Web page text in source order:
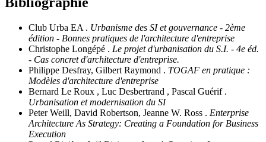
Club Urba EA . Urbanisme des SI et gouvernance - 2ème
édition - Bonnes pratiques de l'architecture d'entreprise
Christophe Longépé . Le projet d'urbanisation du S.I. - 4e éd.
- Cas concret d'architecture d'entreprise.
Philippe Desfray, Gilbert Raymond . TOGAF en pratique :
Modèles d'architecture d'entreprise
Bernard Le Roux , Luc Desbertrand , Pascal Guérif .
Urbanisation et modernisation du SI
Peter Weill, David Robertson, Jeanne W. Ross . Enterprise
Architecture As Strategy: Creating a Foundation for Business
Execution